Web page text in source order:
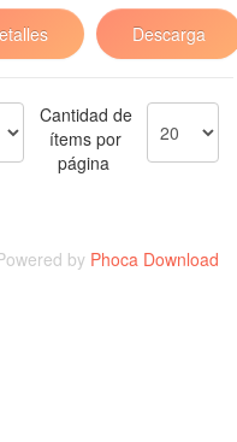
Descarga
Cantidad de
ítems por
página
by Phoca Download